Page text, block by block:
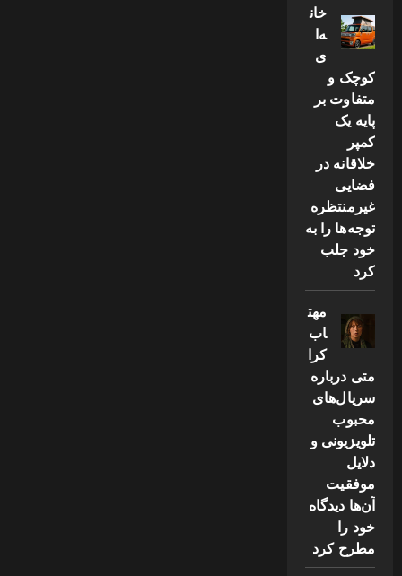
خان
ه‌ا
ی
کوچک و
متفاوت بر
پایه یک
کمپر
خلاقانه در
فضایی
غیرمنتظره
توجه‌ها را به
خود جلب
کرد
مهت
اب
کرا
متی درباره
سریال‌های
محبوب
تلویزیونی و
دلایل
موفقیت
آن‌ها دیدگاه
خود را
مطرح کرد